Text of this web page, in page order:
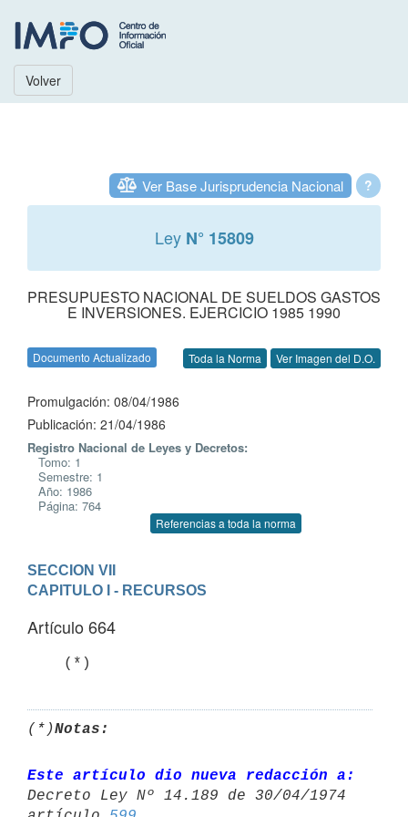
Volver
?
Ver Base Jurisprudencia Nacional
Ley N° 15809
PRESUPUESTO NACIONAL DE SUELDOS GASTOS
E INVERSIONES. EJERCICIO 1985 1990
Documento Actualizado Toda la Norma Ver Imagen del D.O.
Promulgación: 08/04/1986
Publicación: 21/04/1986
Registro Nacional de Leyes y Decretos:
Tomo: 1
Semestre: 1
Año: 1986
Página: 764
Referencias a toda la norma
SECCION VII
CAPITULO I - RECURSOS
Artículo 664
    (*)
(*)Notas:
Este artículo dio nueva redacción a:
Decreto Ley Nº 14.189 de 30/04/1974